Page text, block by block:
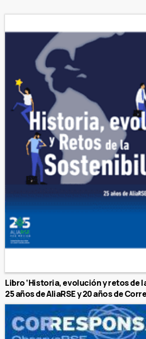
Libro ‘Historia, evolución y retos de
25 años de AliaRSE y 20 años de